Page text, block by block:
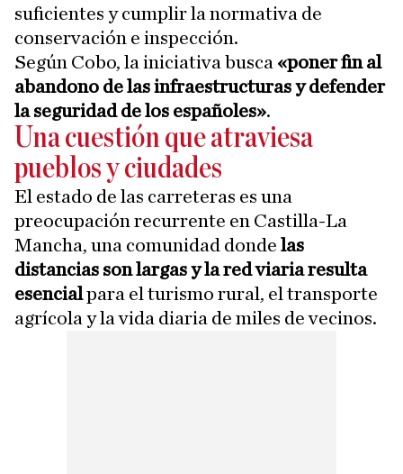
suficientes y cumplir la normativa de
conservación e inspección.
Según Cobo, la iniciativa busca «poner fin al
abandono de las infraestructuras y defender
la seguridad de los españoles».
Una cuestión que atraviesa
pueblos y ciudades
El estado de las carreteras es una
preocupación recurrente en Castilla-La
Mancha, una comunidad donde las
distancias son largas y la red viaria resulta
esencialpara el turismo rural, el transporte
agrícola y la vida diaria de miles de vecinos.